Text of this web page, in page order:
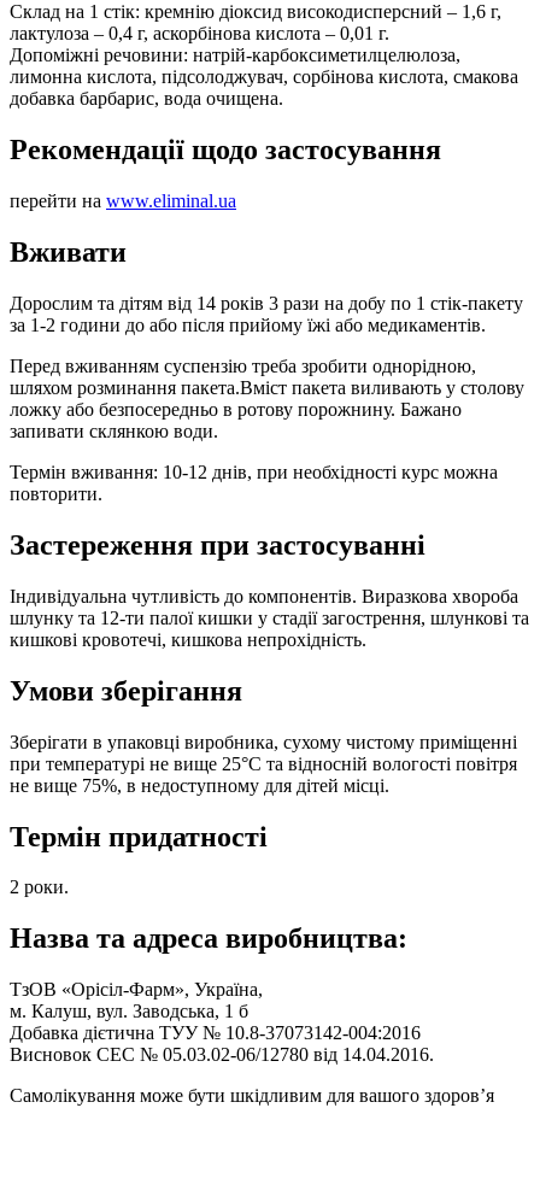
Склад на 1 стік: кремнію діоксид високодисперсний – 1,6 г,
лактулоза – 0,4 г, аскорбінова кислота – 0,01 г.
Допоміжні речовини: натрій-карбоксиметилцелюлоза,
лимонна кислота, підсолоджувач, сорбінова кислота, смакова
добавка барбарис, вода очищена.
Рекомендації щодо застосування
перейти на www.eliminal.ua
Вживати
Дорослим та дітям від 14 років 3 рази на добу по 1 стік-пакету
за 1-2 години до або після прийому їжі або медикаментів.
Перед вживанням суспензію треба зробити однорідною,
шляхом розминання пакета.Вміст пакета виливають у столову
ложку або безпосередньо в ротову порожнину. Бажано
запивати склянкою води.
Термін вживання: 10-12 днів, при необхідності курс можна
повторити.
Застереження при застосуванні
Індивідуальна чутливість до компонентів. Виразкова хвороба
шлунку та 12-ти палої кишки у стадії загострення, шлункові та
кишкові кровотечі, кишкова непрохідність.
Умови зберігання
Зберігати в упаковці виробника, сухому чистому приміщенні
при температурі не вище 25°С та відносній вологості повітря
не вище 75%, в недоступному для дітей місці.
Термін придатності
2 роки.
Назва та адреса виробництва:
ТзОВ «Орісіл-Фарм», Україна,
м. Калуш, вул. Заводська, 1 б
Добавка дієтична ТУУ № 10.8-37073142-004:2016
Висновок СЕС № 05.03.02-06/12780 від 14.04.2016.
Самолікування може бути шкідливим для вашого здоровʼя